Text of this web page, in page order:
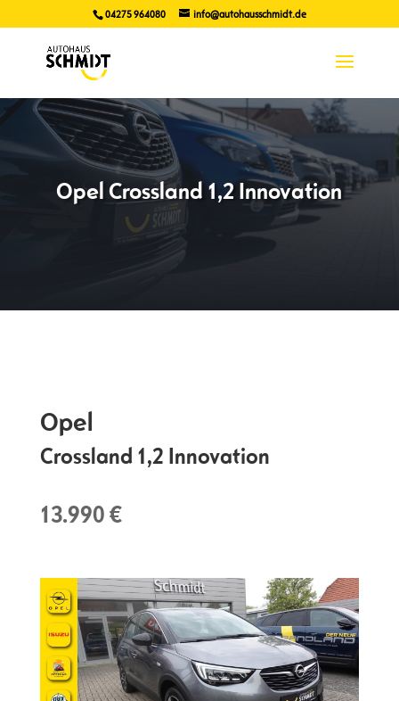
04275 964080 info@autohausschmidt.de
Opel Crossland 1,2 Innovation
Opel
Crossland 1,2 Innovation
13.990 €